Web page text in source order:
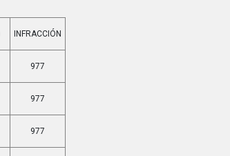
INFRACCIÓN
977
977
977